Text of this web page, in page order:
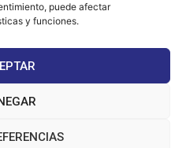
puede afectar
y funciones.